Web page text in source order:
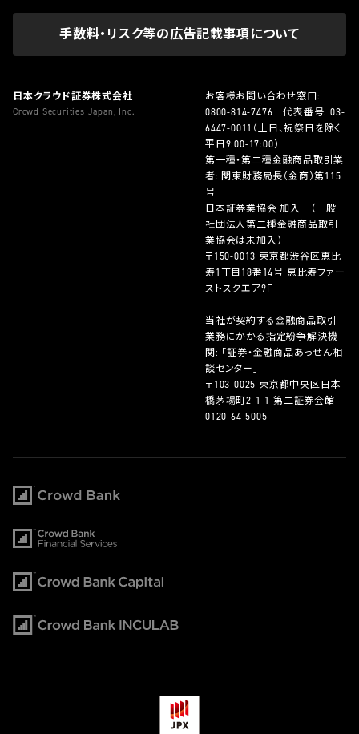
手数料・リスク等の広告記載事項について
日本クラウド証券株式会社
Crowd Securities Japan, Inc.
お客様お問い合わせ窓口:
0800-814-7476 代表番号:03-
6447-0011 （土日、祝祭日を除く
平日9:00-17:00）
第一種・第二種金融商品取引業
者: 関東財務局長（金商）第115
号
日本証券業協会 加入 （一般
社団法人第二種金融商品取引
業協会は未加入）
〒150-0013 東京都渋谷区恵比
寿1丁目18番14号 恵比寿ファー
ストスクエア9F
当社が契約する金融商品取引
業務にかかる指定紛争解決機
関: 「証券・金融商品あっせん相
談センター」
〒103-0025 東京都中央区日本
橋茅場町2-1-1 第二証券会館
0120-64-5005